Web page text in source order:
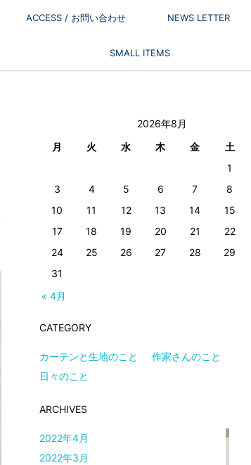
ACCESS / お問い合わせ NEWS LETTER
SMALL ITEMS
2026年8月
月
火 水 木 金 土
« 4月
1
3
4 5 6 7 8
10
11 12 13 14 15
17
18 19 20 21 22
24
25 26 27 28 29
31
CATEGORY
カーテンと生地のこと
作家さんのこと
日々のこと
ARCHIVES
2022年4月
2022年3月